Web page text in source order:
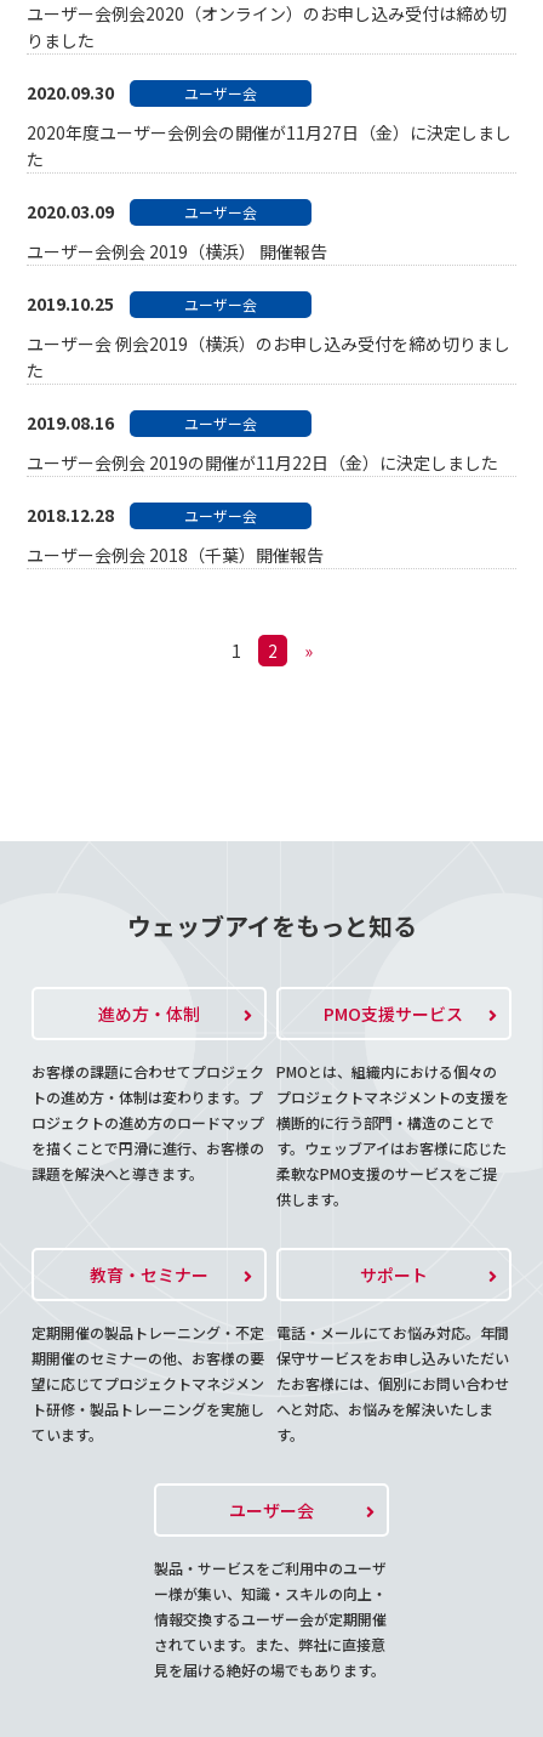
ユーザー会例会2020（オンライン）のお申し込み受付は締め切
りました
2020.09.30 ユーザー会
2020年度ユーザー会例会の開催が11月27日（金）に決定しまし
た
2020.03.09 ユーザー会
ユーザー会例会 2019（横浜） 開催報告
2019.10.25 ユーザー会
ユーザー会 例会2019（横浜）のお申し込み受付を締め切りまし
た
2019.08.16 ユーザー会
ユーザー会例会 2019の開催が11月22日（金）に決定しました
2018.12.28 ユーザー会
ユーザー会例会 2018（千葉）開催報告
1 2 »
ウェッブアイをもっと知る
進め方・体制
お客様の課題に合わせてプロジェク
トの進め方・体制は変わります。プ
ロジェクトの進め方のロードマップ
を描くことで円滑に進行、お客様の
課題を解決へと導きます。
PMO支援サービス
PMOとは、組織内における個々の
プロジェクトマネジメントの支援を
横断的に行う部門・構造のことで
す。ウェッブアイはお客様に応じた
柔軟なPMO支援のサービスをご提
供します。
教育・セミナー
定期開催の製品トレーニング・不定
期開催のセミナーの他、お客様の要
望に応じてプロジェクトマネジメン
ト研修・製品トレーニングを実施し
ています。
サポート
電話・メールにてお悩み対応。年間
保守サービスをお申し込みいただい
たお客様には、個別にお問い合わせ
へと対応、お悩みを解決いたしま
す。
ユーザー会
製品・サービスをご利用中のユーザ
ー様が集い、知識・スキルの向上・
情報交換するユーザー会が定期開催
されています。また、弊社に直接意
見を届ける絶好の場でもあります。